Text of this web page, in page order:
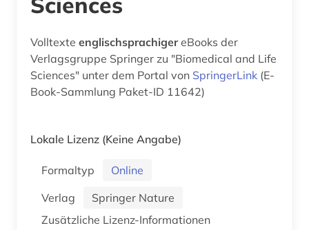
Volltexte englischsprachigereBooks der
Verlagsgruppe Springer zu "Biomedical and Life
Sciences" unter dem Portal von SpringerLink (E-
Book-Sammlung Paket-ID 11642)
Lokale Lizenz (Keine Angabe)
Formaltyp
Online
Verlag
Springer Nature
Zusätzliche Lizenz-Informationen